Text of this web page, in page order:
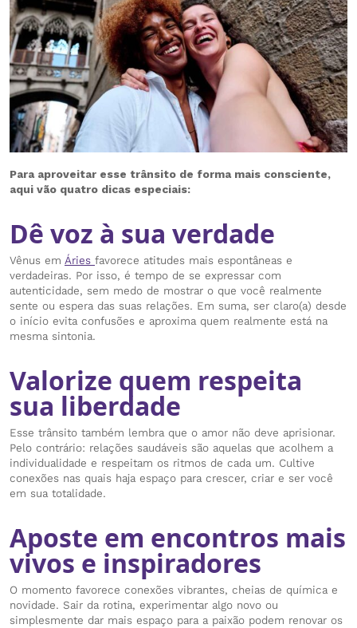
Para aproveitar esse trânsito de forma mais consciente,
aqui vão quatro dicas especiais:
Dê voz à sua verdade
Vênus em Áries favorece atitudes mais espontâneas e
verdadeiras. Por isso, é tempo de se expressar com
autenticidade, sem medo de mostrar o que você realmente
sente ou espera das suas relações. Em suma, ser claro(a) desde
o início evita confusões e aproxima quem realmente está na
mesma sintonia.
Valorize quem respeita
sua liberdade
Esse trânsito também lembra que o amor não deve aprisionar.
Pelo contrário: relações saudáveis são aquelas que acolhem a
individualidade e respeitam os ritmos de cada um. Cultive
conexões nas quais haja espaço para crescer, criar e ser você
em sua totalidade.
Aposte em encontros mais
vivos e inspiradores
O momento favorece conexões vibrantes, cheias de química e
novidade. Sair da rotina, experimentar algo novo ou
simplesmente dar mais espaço para a paixão podem renovar os